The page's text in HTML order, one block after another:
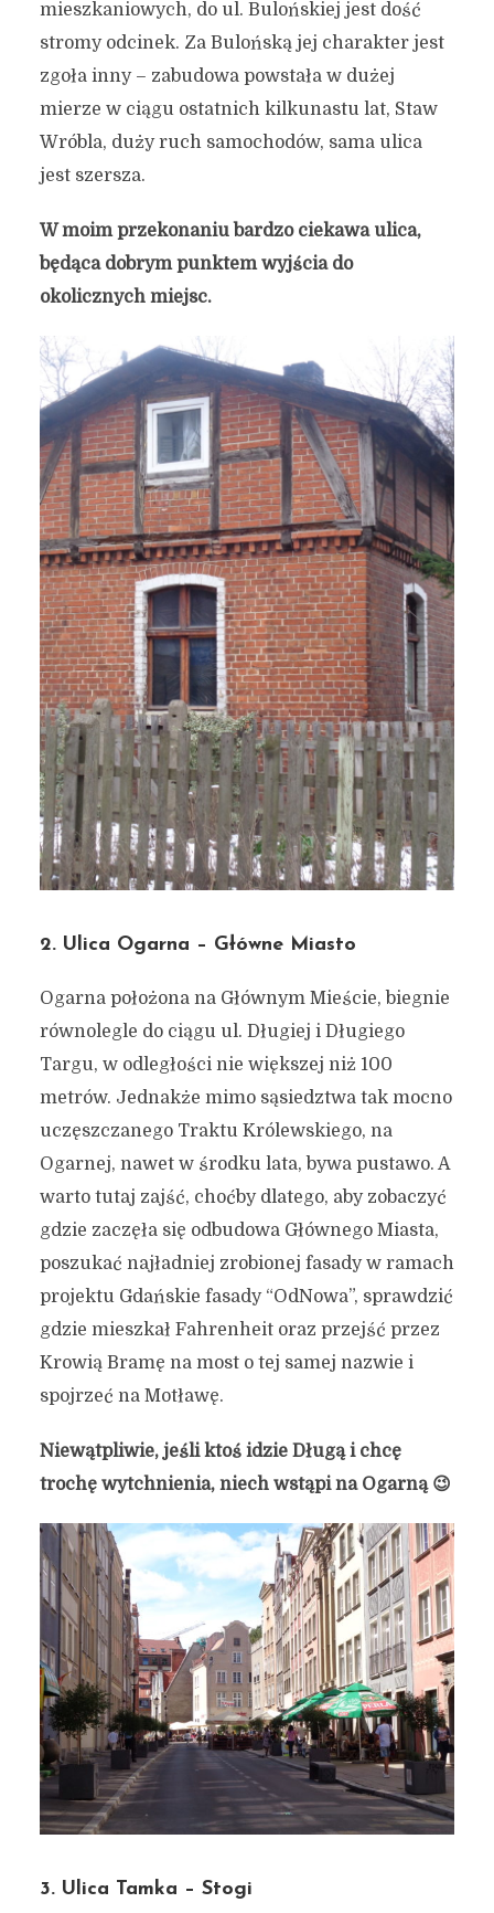
mieszkaniowych, do ul. Bulońskiej jest dość
stromy odcinek. Za Bulońską jej charakter jest
zgoła inny – zabudowa powstała w dużej
mierze w ciągu ostatnich kilkunastu lat, Staw
Wróbla, duży ruch samochodów, sama ulica
jest szersza.
W moim przekonaniu bardzo ciekawa ulica,
będąca dobrym punktem wyjścia do
okolicznych miejsc.
2. Ulica Ogarna – Główne Miasto
Ogarna położona na Głównym Mieście, biegnie
równolegle do ciągu ul. Długiej i Długiego
Targu, w odległości nie większej niż 100
metrów. Jednakże mimo sąsiedztwa tak mocno
uczęszczanego Traktu Królewskiego, na
Ogarnej, nawet w środku lata, bywa pustawo. A
warto tutaj zajść, choćby dlatego, aby zobaczyć
gdzie zaczęła się odbudowa Głównego Miasta,
poszukać najładniej zrobionej fasady w ramach
projektu Gdańskie fasady “OdNowa”, sprawdzić
gdzie mieszkał Fahrenheit oraz przejść przez
Krowią Bramę na most o tej samej nazwie i
spojrzeć na Motławę.
Niewątpliwie, jeśli ktoś idzie Długą i chcę
trochę wytchnienia, niech wstąpi na Ogarną 😉
3. Ulica Tamka – Stogi